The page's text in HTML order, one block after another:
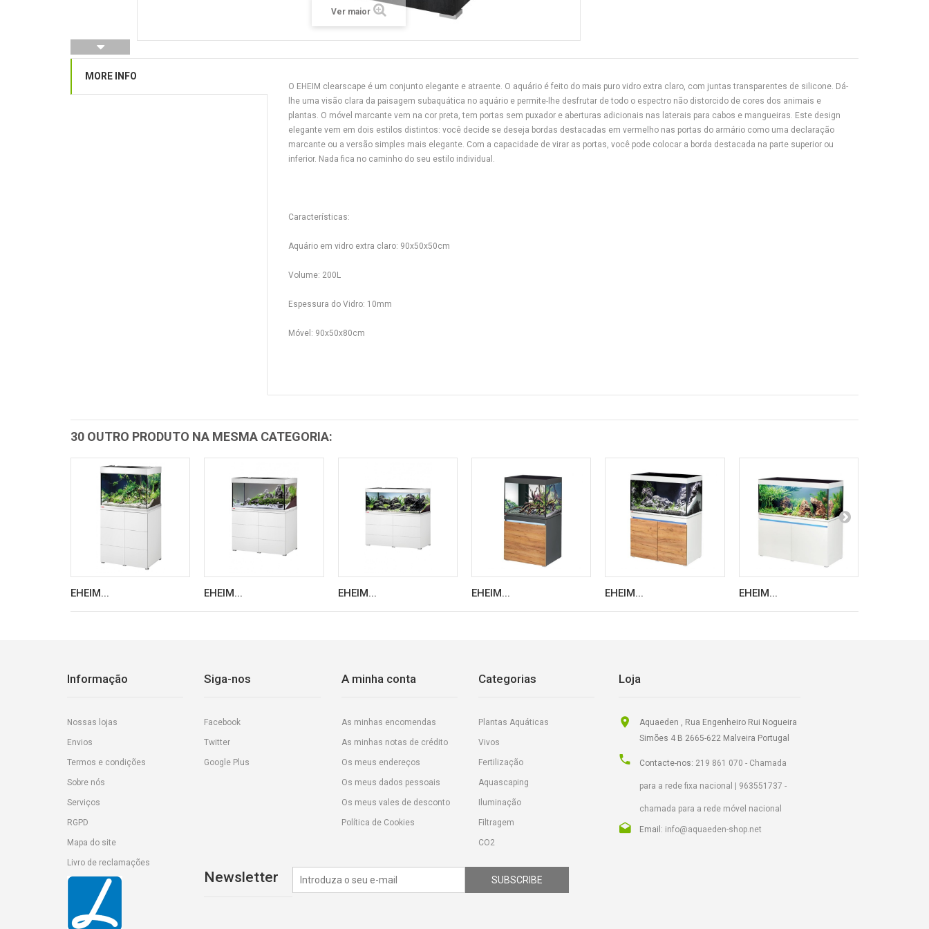
Ver maior
MORE INFO
O EHEIM clearscape é um conjunto elegante e atraente. O aquário é feito do mais puro vidro extra claro, com juntas transparentes de silicone. Dá-
lhe uma visão clara da paisagem subaquática no aquário e permite-lhe desfrutar de todo o espectro não distorcido de cores dos animais e
plantas. O móvel marcante vem na cor preta, tem portas sem puxador e aberturas adicionais nas laterais para cabos e mangueiras. Este design
elegante vem em dois estilos distintos: você decide se deseja bordas destacadas em vermelho nas portas do armário como uma declaração
marcante ou a versão simples mais elegante. Com a capacidade de virar as portas, você pode colocar a borda destacada na parte superior ou
inferior. Nada fica no caminho do seu estilo individual.
Características:
Aquário em vidro extra claro: 90x50x50cm
Volume: 200L
Espessura do Vidro: 10mm
Móvel: 90x50x80cm
30 OUTRO PRODUTO NA MESMA CATEGORIA:
EHEIM... EHEIM... EHEIM... EHEIM... EHEIM... EHEIM...
Informação
Nossas lojas
Envios
Termos e condições
Sobre nós
Serviços
RGPD
Mapa do site
Livro de reclamações
Siga-nos
Facebook
Twitter
Google Plus
A minha conta
As minhas encomendas
As minhas notas de crédito
Os meus endereços
Os meus dados pessoais
Os meus vales de desconto
Política de Cookies
Categorias
Plantas Aquáticas
Vivos
Fertilização
Aquascaping
Iluminação
Filtragem
CO2
Loja
Aquaeden , Rua Engenheiro Rui Nogueira
Simões 4 B 2665-622 Malveira Portugal
Contacte-nos: 219 861 070 - Chamada
para a rede fixa nacional | 963551737 -
chamada para a rede móvel nacional
Email: info@aquaeden-shop.net
Newsletter SUBSCRIBE